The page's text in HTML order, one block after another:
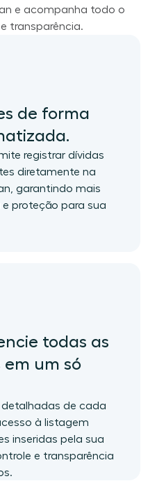
e acompanha todo o
transparência.
de forma
registrar dívidas
diretamente na
garantindo mais
proteção para sua
todas as
em um só
de cada
à listagem
inseridas pela sua
e transparência